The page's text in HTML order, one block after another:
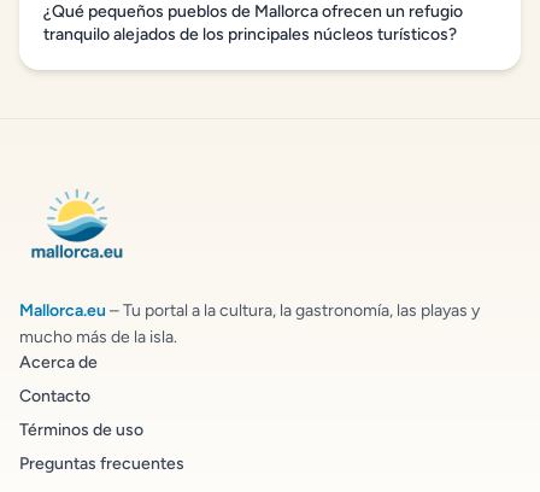
¿Qué pequeños pueblos de Mallorca ofrecen un refugio
tranquilo alejados de los principales núcleos turísticos?
Mallorca.eu – Tu portal a la cultura, la gastronomía, las playas y
mucho más de la isla.
Acerca de
Contacto
Términos de uso
Preguntas frecuentes